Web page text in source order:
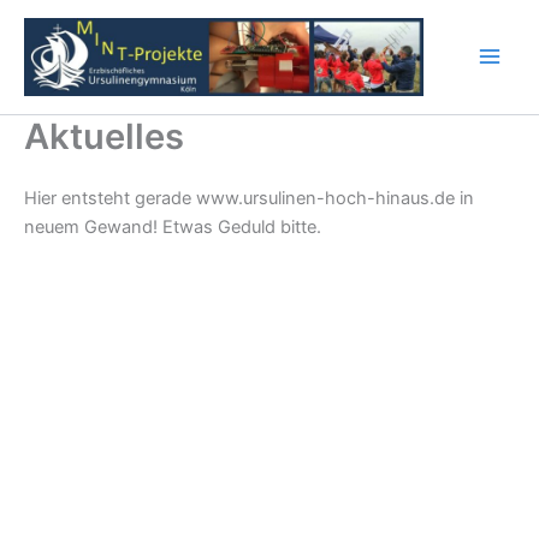
Zum
Inhalt
springen
Aktuelles
Hier entsteht gerade www.ursulinen-hoch-hinaus.de in
neuem Gewand! Etwas Geduld bitte.